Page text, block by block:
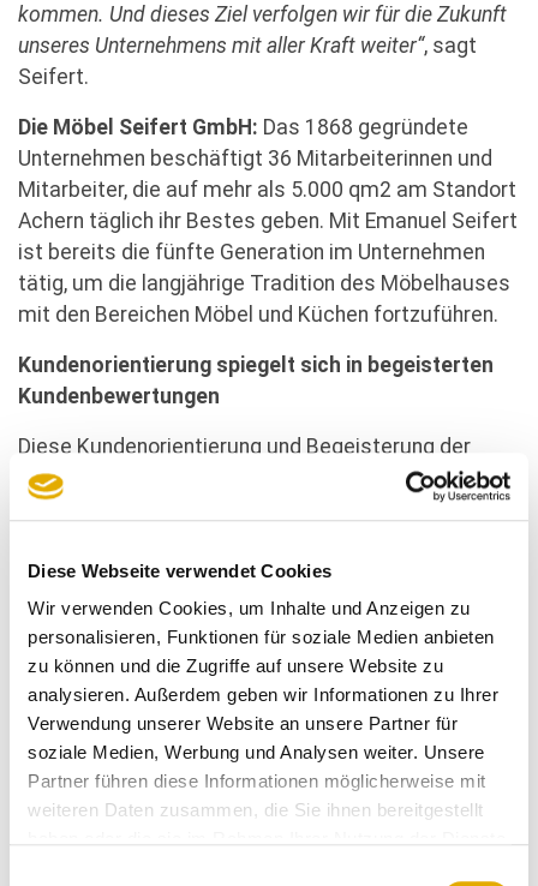
Diese Webseite verwendet Cookies
Wir verwenden Cookies, um Inhalte und Anzeigen zu
personalisieren, Funktionen für soziale Medien anbieten
zu können und die Zugriffe auf unsere Website zu
analysieren. Außerdem geben wir Informationen zu Ihrer
Verwendung unserer Website an unsere Partner für
soziale Medien, Werbung und Analysen weiter. Unsere
Partner führen diese Informationen möglicherweise mit
weiteren Daten zusammen, die Sie ihnen bereitgestellt
kommen. Und dieses Ziel verfolgen wir für die Zukunft
unseres Unternehmens mit aller Kraft weiter“, sagt
Seifert.
Die Möbel Seifert GmbH: Das 1868 gegründete
Unternehmen beschäftigt 36 Mitarbeiterinnen und
Mitarbeiter, die auf mehr als 5.000 qm2 am Standort
Achern täglich ihr Bestes geben. Mit Emanuel Seifert
ist bereits die fünfte Generation im Unternehmen
tätig, um die langjährige Tradition des Möbelhauses
mit den Bereichen Möbel und Küchen fortzuführen.
Kundenorientierung spiegelt sich in begeisterten
Kundenbewertungen
Diese Kundenorientierung und Begeisterung der
Kunden von Möbel Seifert spiegeln sich auch in den
Bewertungen der Kunden wider. So auch bei
Ausschnitt der begeisterten Kundenbewertungen von Möbel Seifert
in Achern
Ausschnitt der begeisterten Kundenmeinungen von Möbel Seifert in